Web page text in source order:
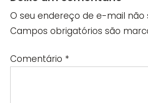
O seu endereço de e-mail não
Campos obrigatórios são
Comentário *